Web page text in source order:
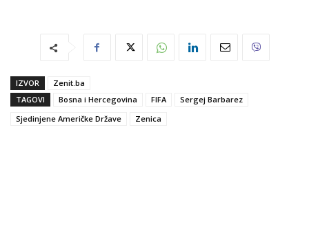
IZVOR
Zenit.ba
TAGOVI
Bosna i Hercegovina FIFA
Sergej Barbarez
Sjedinjene Američke Države
Zenica